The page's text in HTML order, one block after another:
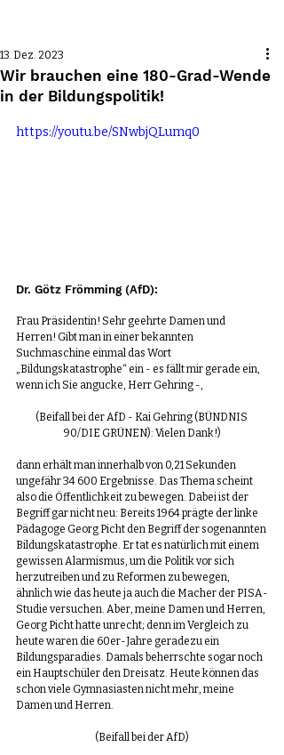
Wir brauchen eine 180-Grad-Wende
in der Bildungspolitik!
13. Dez. 2023
https://youtu.be/SNwbjQLumq0
Dr. Götz Frömming (AfD):
Frau Präsidentin! Sehr geehrte Damen und
Herren! Gibt man in einer bekannten
Suchmaschine einmal das Wort
„Bildungskatastrophe“ ein - es fällt mir gerade ein,
wenn ich Sie angucke, Herr Gehring -,
(Beifall bei der AfD - Kai Gehring (BÜNDNIS
90/DIE GRÜNEN): Vielen Dank!)
dann erhält man innerhalb von 0,21 Sekunden
ungefähr 34 600 Ergebnisse. Das Thema scheint
also die Öffentlichkeit zu bewegen. Dabei ist der
Begriff gar nicht neu: Bereits 1964 prägte der linke
Pädagoge Georg Picht den Begriff der sogenannten
Bildungskatastrophe. Er tat es natürlich mit einem
gewissen Alarmismus, um die Politik vor sich
herzutreiben und zu Reformen zu bewegen,
ähnlich wie das heute ja auch die Macher der PISA-
Studie versuchen. Aber, meine Damen und Herren,
Georg Picht hatte unrecht; denn im Vergleich zu
heute waren die 60er-Jahre geradezu ein
Bildungsparadies. Damals beherrschte sogar noch
ein Hauptschüler den Dreisatz. Heute können das
schon viele Gymnasiasten nicht mehr, meine
Damen und Herren.
(Beifall bei der AfD)